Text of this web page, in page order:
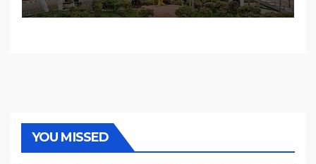
YOU MISSED